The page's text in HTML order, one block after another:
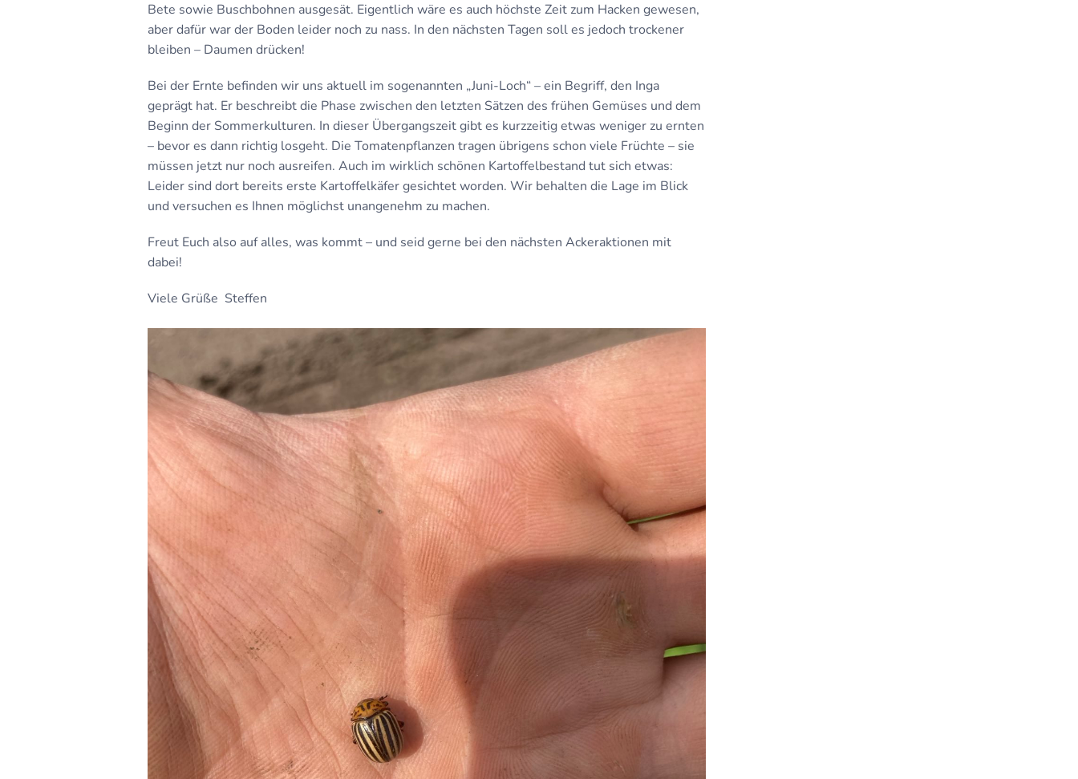
Bete sowie Buschbohnen ausgesät. Eigentlich wäre es auch höchste Zeit zum Hacken gewesen,
aber dafür war der Boden leider noch zu nass. In den nächsten Tagen soll es jedoch trockener
bleiben – Daumen drücken!
Bei der Ernte befinden wir uns aktuell im sogenannten „Juni-Loch“ – ein Begriff, den Inga
geprägt hat. Er beschreibt die Phase zwischen den letzten Sätzen des frühen Gemüses und dem
Beginn der Sommerkulturen. In dieser Übergangszeit gibt es kurzzeitig etwas weniger zu ernten
– bevor es dann richtig losgeht. Die Tomatenpflanzen tragen übrigens schon viele Früchte – sie
müssen jetzt nur noch ausreifen. Auch im wirklich schönen Kartoffelbestand tut sich etwas:
Leider sind dort bereits erste Kartoffelkäfer gesichtet worden. Wir behalten die Lage im Blick
und versuchen es Ihnen möglichst unangenehm zu machen.
Freut Euch also auf alles, was kommt – und seid gerne bei den nächsten Ackeraktionen mit
dabei!
Viele Grüße Steffen